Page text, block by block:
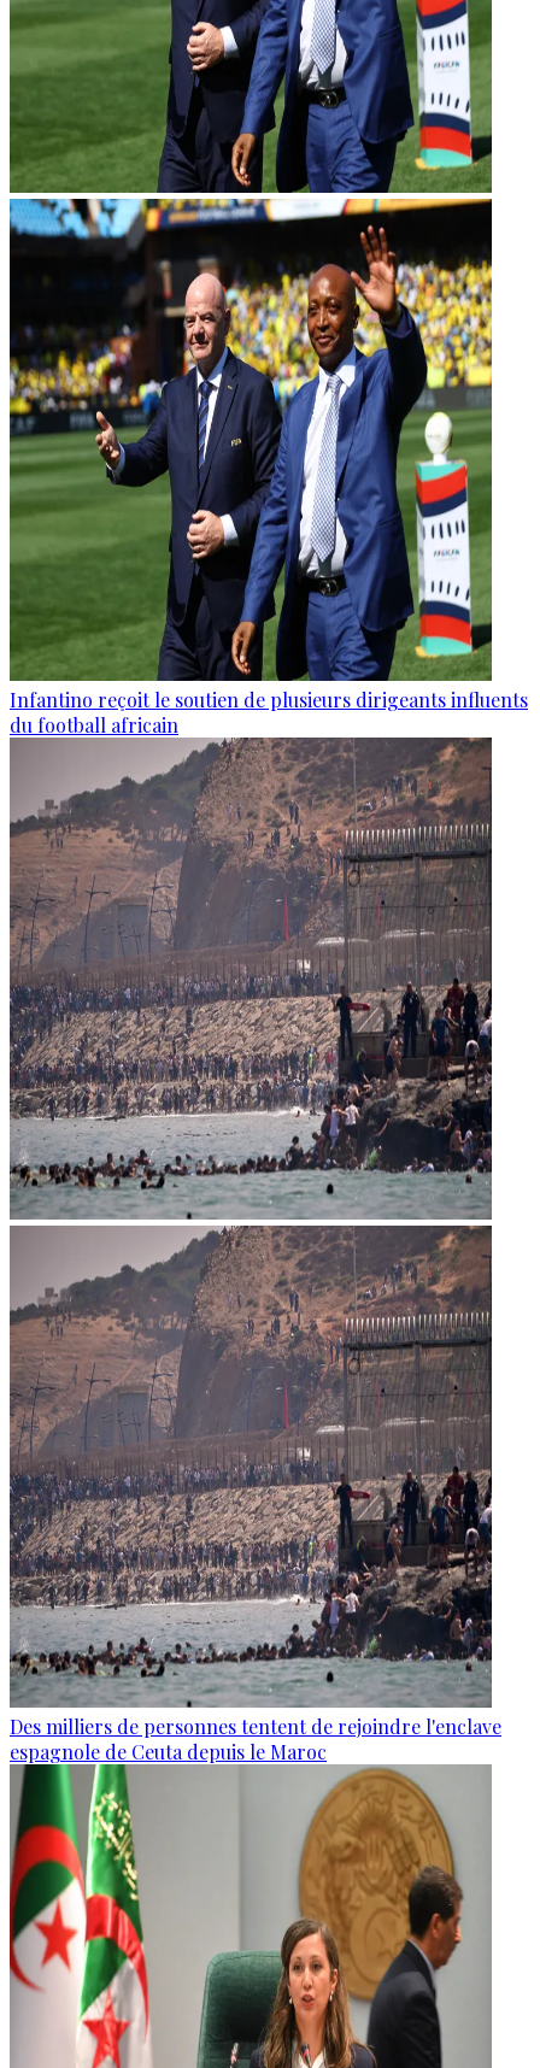
Infantino reçoit le soutien de plusieurs dirigeants influents
du football africain
Des milliers de personnes tentent de rejoindre l'enclave
espagnole de Ceuta depuis le Maroc